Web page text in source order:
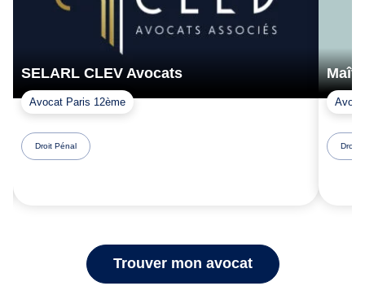
SELARL CLEV Avocats
Avocat Paris 12ème
Droit Pénal Droit
Trouver mon avocat